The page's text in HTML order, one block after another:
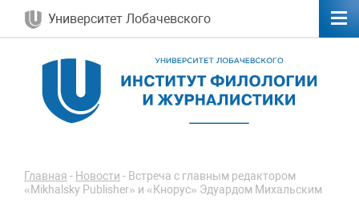
Университет Лобачевского
Главная - Новости - Встреча с главным редактором
«Mikhalsky Publisher» и «Кнорус» Эдуардом Михальским